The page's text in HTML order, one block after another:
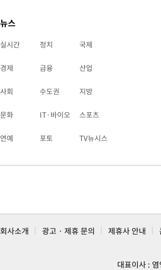
뉴스
실시간 정치 국제
경제 금융 산업
사회 수도권 지방
문화 IT·바이오 스포츠
연예 포토 TV뉴시스
회사소개 광고 · 제휴 문의 제휴사 안내
대표이사 :